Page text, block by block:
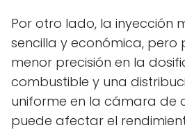
Por otro lado, la inyección
sencilla y económica, pero
menor precisión en la
combustible y una
uniforme en la cámara de
puede afectar el